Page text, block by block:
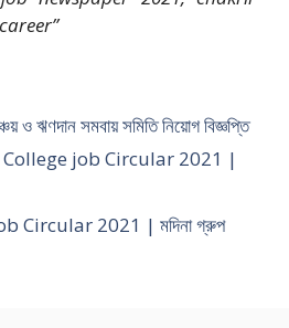
ও ঋণদান সমবায় সমিতি নিয়োগ বিজ্ঞপ্তি
job Circular 2021 |
Circular 2021 | মদিনা গ্রুপ